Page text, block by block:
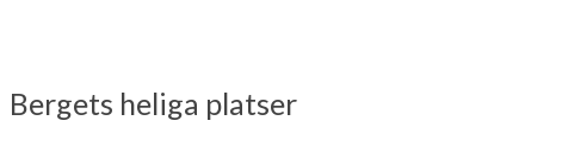
Bergets heliga platser